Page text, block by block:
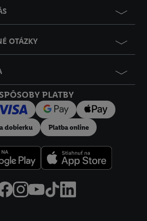
OTÁZKY
SPÔSOBY PLATBY
dobierku Platba online
tu.